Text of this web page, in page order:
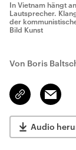
In Vietnam hängt
Lautsprecher.
der
Bild Kunst
Von Boris
Link
kopieren/teilen
Email
Audio